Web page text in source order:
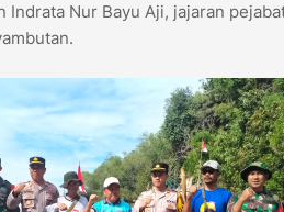
Indrata Nur Bayu Aji, jajaran